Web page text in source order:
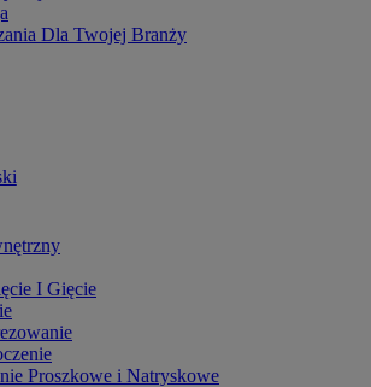
Dla Twojej Branży
I Gięcie
Proszkowe i Natryskowe